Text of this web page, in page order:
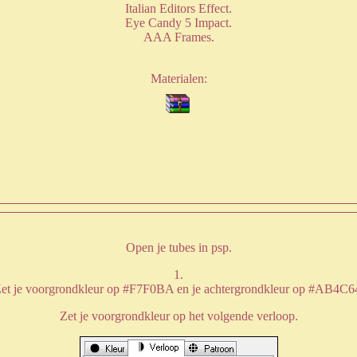
Italian Editors Effect.
Eye Candy 5 Impact.
AAA Frames.
Materialen:
Open je tubes in psp.
1.
je voorgrondkleur op #F7F0BA en je achtergrondkleur op
Zet je voorgrondkleur op het volgende verloop.